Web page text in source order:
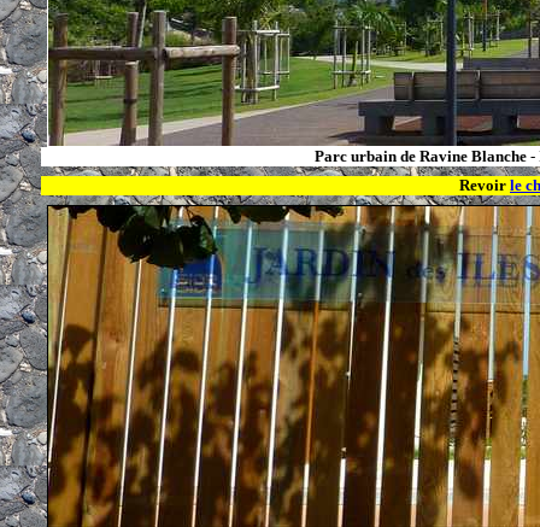
Parc urbain de Ravine Blanche -
Revoir le